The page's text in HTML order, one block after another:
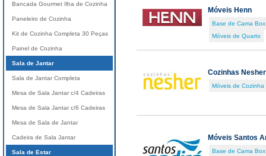
Móveis Henn
Base de Cama Box
Móveis de Quarto
Cozinhas Nesher
Móveis de Cozinha
Móveis Santos
Base de Cama Box
Bancada Gourmet Ilha de Cozinha
Paneleiro de Cozinha
Kit de Cozinha Completa 30 Peças
Painel de Cozinha
Sala de Jantar
Sala de Jantar Completa
Mesa de Sala Jantar c/4 Cadeiras
Mesa de Sala Jantar c/6 Cadeiras
Mesa de Sala de Jantar
Cadeira de Sala Jantar
Sala de Estar